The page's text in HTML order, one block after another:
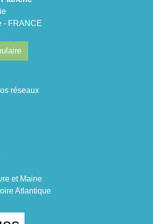
- FRANCE
réseaux
et Maine
Atlantique